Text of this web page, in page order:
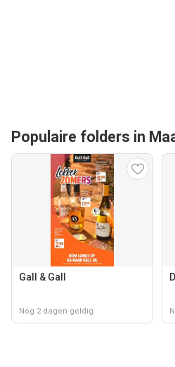
Populaire folders in
Gall & Gall
Nog 2 dagen geldig